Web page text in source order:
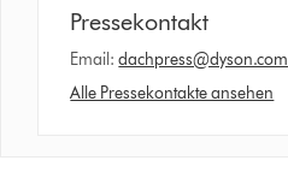
Pressekontakt
Email:dachpress@dyson.com
Alle Pressekontakte ansehen